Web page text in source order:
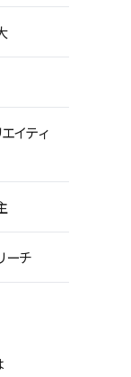
イティ
ーチ